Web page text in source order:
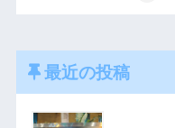
最近の投稿